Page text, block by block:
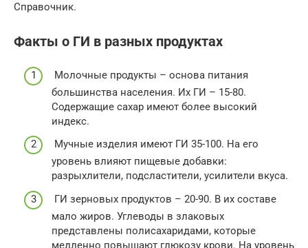
Справочник.
Факты о ГИ в разных продуктах
Молочные продукты – основа питания
большинства населения. Их ГИ – 15-80.
Содержащие сахар имеют более высокий
индекс.
Мучные изделия имеют ГИ 35-100. На его
уровень влияют пищевые добавки:
разрыхлители, подсластители, усилители вкуса.
ГИ зерновых продуктов – 20-90. В их составе
мало жиров. Углеводы в злаковых
представлены полисахаридами, которые
медленно повышают глюкозу крови. На уровень